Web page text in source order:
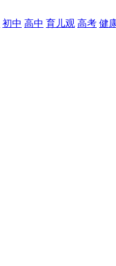
初中 高中 育儿观 高考 健